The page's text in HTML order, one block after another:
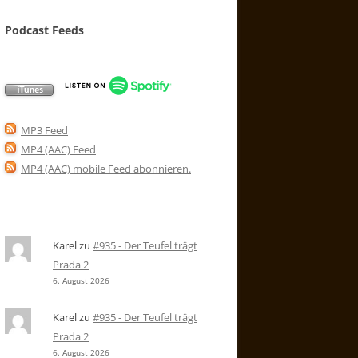
Podcast Feeds
MP3 Feed
MP4 (AAC) Feed
MP4 (AAC) mobile Feed abonnieren.
Karelzu #935 - Der Teufel trägt
Prada 2
6. August 2026
Karelzu #935 - Der Teufel trägt
Prada 2
6. August 2026